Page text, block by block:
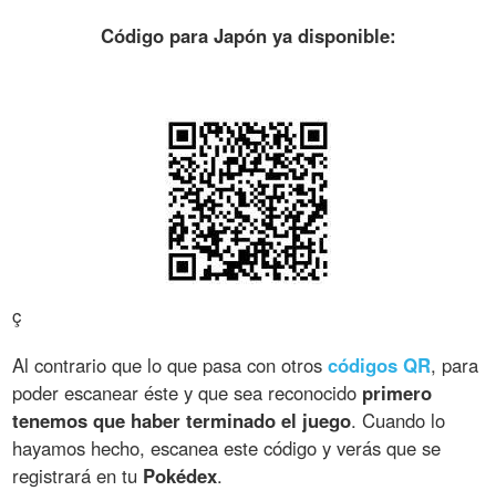
Código para Japón ya disponible:
ç
Al contrario que lo que pasa con otroscódigos QR, para
poder escanear éste y que sea reconocido primero
tenemos que haber terminado el juego. Cuando lo
hayamos hecho, escanea este código y verás que se
registrará en tu Pokédex.